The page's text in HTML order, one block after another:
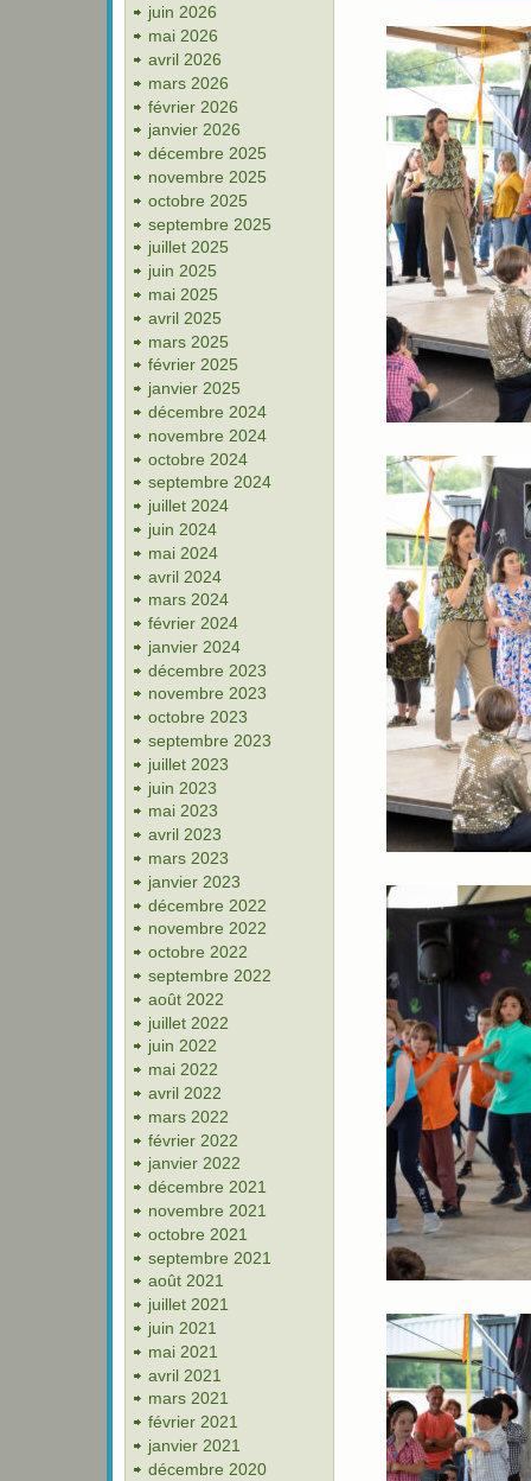
juin 2026
mai 2026
avril 2026
mars 2026
février 2026
janvier 2026
décembre 2025
novembre 2025
octobre 2025
septembre 2025
juillet 2025
juin 2025
mai 2025
avril 2025
mars 2025
février 2025
janvier 2025
décembre 2024
novembre 2024
octobre 2024
septembre 2024
juillet 2024
juin 2024
mai 2024
avril 2024
mars 2024
février 2024
janvier 2024
décembre 2023
novembre 2023
octobre 2023
septembre 2023
juillet 2023
juin 2023
mai 2023
avril 2023
mars 2023
janvier 2023
décembre 2022
novembre 2022
octobre 2022
septembre 2022
août 2022
juillet 2022
juin 2022
mai 2022
avril 2022
mars 2022
février 2022
janvier 2022
décembre 2021
novembre 2021
octobre 2021
septembre 2021
août 2021
juillet 2021
juin 2021
mai 2021
avril 2021
mars 2021
février 2021
janvier 2021
décembre 2020